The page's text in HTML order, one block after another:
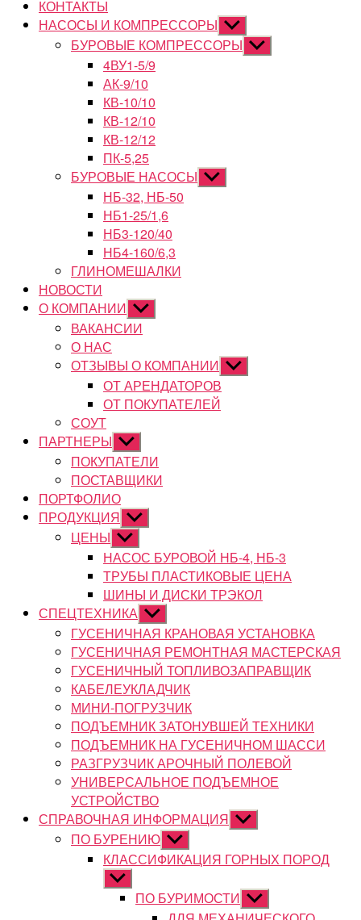
КОНТАКТЫ
НАСОСЫ И КОМПРЕССОРЫ Показывать
подменю
БУРОВЫЕ КОМПРЕССОРЫ Показывать
подменю
4ВУ1-5/9
АК-9/10
КВ-10/10
КВ-12/10
КВ-12/12
ПК-5,25
БУРОВЫЕ НАСОСЫ Показывать
подменю
НБ-32, НБ-50
НБ1-25/1,6
НБ3-120/40
НБ4-160/6,3
ГЛИНОМЕШАЛКИ
НОВОСТИ
О КОМПАНИИ Показывать
подменю
ВАКАНСИИ
О НАС
ОТЗЫВЫ О КОМПАНИИ Показывать
подменю
ОТ АРЕНДАТОРОВ
ОТ ПОКУПАТЕЛЕЙ
СОУТ
ПАРТНЕРЫ Показывать
подменю
ПОКУПАТЕЛИ
ПОСТАВЩИКИ
ПОРТФОЛИО
ПРОДУКЦИЯ Показывать
подменю
ЦЕНЫ Показывать
подменю
НАСОС БУРОВОЙ НБ-4, НБ-3
ТРУБЫ ПЛАСТИКОВЫЕ ЦЕНА
ШИНЫ И ДИСКИ ТРЭКОЛ
СПЕЦТЕХНИКА Показывать
подменю
ГУСЕНИЧНАЯ КРАНОВАЯ УСТАНОВКА
ГУСЕНИЧНАЯ РЕМОНТНАЯ МАСТЕРСКАЯ
ГУСЕНИЧНЫЙ ТОПЛИВОЗАПРАВЩИК
КАБЕЛЕУКЛАДЧИК
МИНИ-ПОГРУЗЧИК
ПОДЪЕМНИК ЗАТОНУВШЕЙ ТЕХНИКИ
ПОДЪЕМНИК НА ГУСЕНИЧНОМ ШАССИ
РАЗГРУЗЧИК АРОЧНЫЙ ПОЛЕВОЙ
УНИВЕРСАЛЬНОЕ ПОДЪЕМНОЕ
УСТРОЙСТВО
СПРАВОЧНАЯ ИНФОРМАЦИЯ Показывать
подменю
ПО БУРЕНИЮ Показывать
подменю
КЛАССИФИКАЦИЯ ГОРНЫХ ПОРОД
Показывать
подменюПО БУРИМОСТИ Показывать
подменю